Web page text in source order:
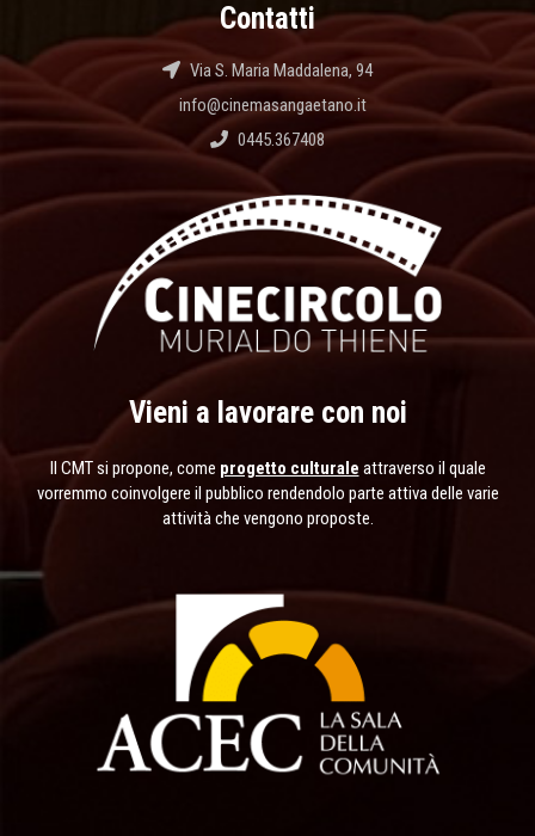
Contatti
Via S. Maria Maddalena, 94
info@cinemasangaetano.it
0445.367408
Vieni a lavorare con noi
Il CMT si propone, come progetto culturale attraverso il quale
vorremmo coinvolgere il pubblico rendendolo parte attiva delle varie
attività che vengono proposte.